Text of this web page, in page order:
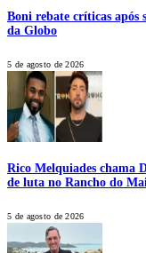
Boni rebate críticas após
da Globo
5 de agosto de 2026
Rico Melquiades chama
de luta no Rancho do
5 de agosto de 2026